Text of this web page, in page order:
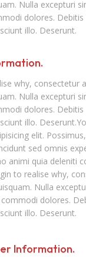
Nulla excepturi
dolores.
illo. Deserunt.
why, consectetur
Nulla excepturi
dolores.
illo.
elit.
sed omnis
animi quia deleniti
to realise why,
Nulla
dolores.
illo. Deserunt.
Information.